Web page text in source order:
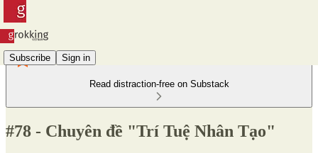
Subscribe Sign in
Read distraction-free on Substack
#78 - Chuyên đề "Trí Tuệ Nhân Tạo"